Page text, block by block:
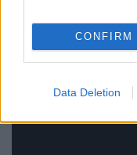
CONFIRM
Data Deletion